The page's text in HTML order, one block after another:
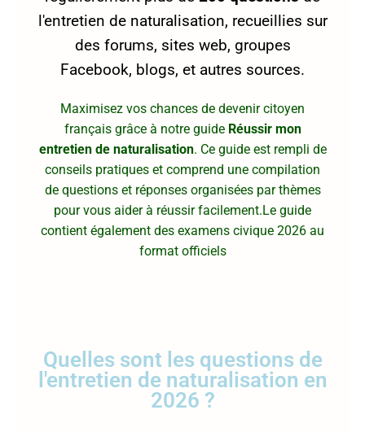
l'entretien de naturalisation, recueillies sur
des forums, sites web, groupes
Facebook, blogs, et autres sources.
Maximisez vos chances de devenir citoyen
français grâce à notre guide Réussir mon
entretien de naturalisation. Ce guide est rempli de
conseils pratiques et comprend une compilation
de questions et réponses organisées par thèmes
pour vous aider à réussir facilement.Le guide
contient également des examens civique 2026 au
format officiels
Quelles sont les questions de
l'entretien de naturalisation en
2026 ?